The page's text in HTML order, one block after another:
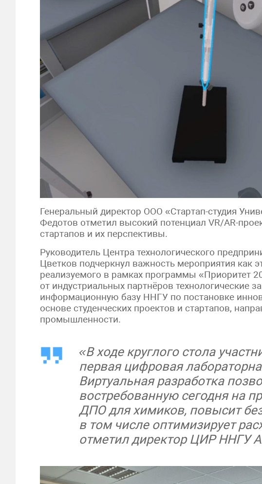
Генеральный директор ООО «Стартап-студия
Федотов отметил высокий потенциал VR/AR-
стартапов и их перспективы.
Руководитель Центра технологического
Цветков подчеркнул важность мероприятия как
реализуемого в рамках программы «Приоритет
от индустриальных партнёров технологические
информационную базу ННГУ по постановке
основе студенческих проектов и стартапов,
промышленности.
«В ходе круглого стола
первая цифровая
Виртуальная разработка
востребованную сегодня на
ДПО для химиков, повысит
в том числе оптимизирует
отметил директор ЦИР ННГУ